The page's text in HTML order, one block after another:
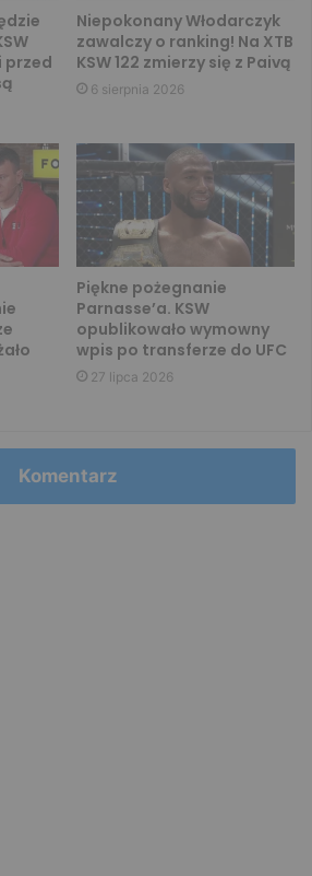
przed
Niepokonany Włodarczyk
zawalczy o ranking! Na XTB
KSW 122 zmierzy się z Paivą
6 sierpnia 2026
Piękne pożegnanie
Parnasse’a. KSW
opublikowało wymowny
wpis po transferze do UFC
27 lipca 2026
Komentarz